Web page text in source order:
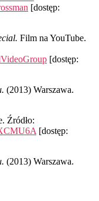
[dostęp:
Film na YouTube.
[dostęp:
(2013) Warszawa.
Źródło:
[dostęp:
(2013) Warszawa.